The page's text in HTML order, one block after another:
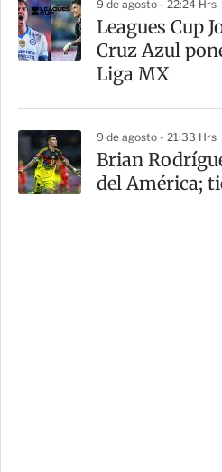
9 de agosto - 22:24 Hrs
Leagues Cup
Cruz Azul
Liga MX
9 de agosto - 21:33 Hrs
Brian
del América;